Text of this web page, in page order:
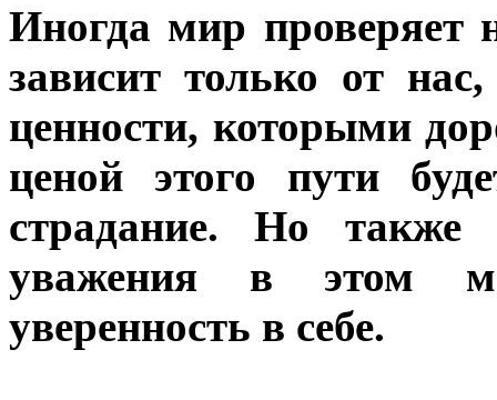
Иногда мир проверяет
зависит только от
ценности, которыми
ценой этого пути
страдание. Но
уважения в этом
уверенность в себе.